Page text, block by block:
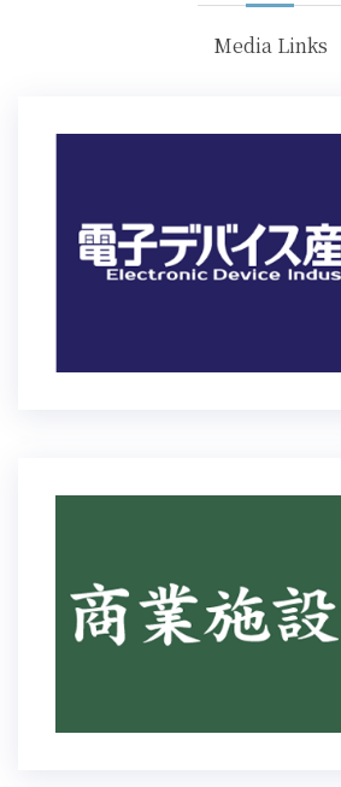
Media Links